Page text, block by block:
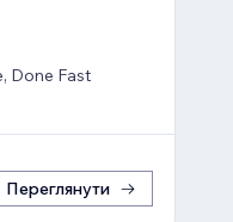
Done Fast
Переглянути